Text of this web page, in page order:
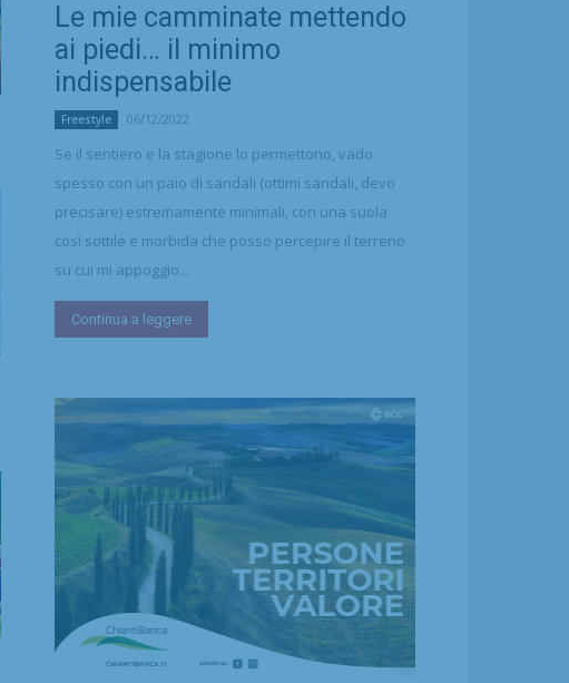
Le mie camminate mettendo
ai piedi… il minimo
indispensabile
Freestyle 06/12/2022
Se il sentiero e la stagione lo permettono, vado
spesso con un paio di sandali (ottimi sandali, devo
precisare) estremamente minimali, con una suola
così sottile e morbida che posso percepire il terreno
su cui mi appoggio...
Continua a leggere